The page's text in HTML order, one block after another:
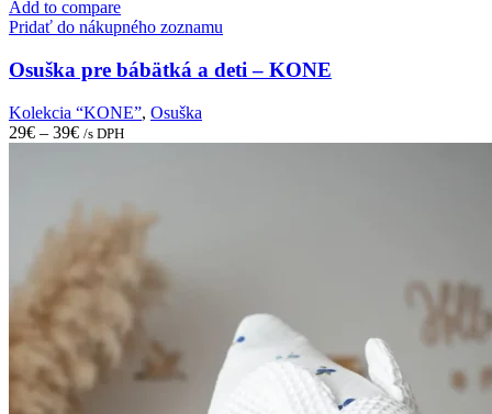
has
multiple
The
options
may
be
chosen
page
Add to compare
Pridať do nákupného zoznamu
Osuška pre bábätká a deti – KONE
Kolekcia “KONE”, Osuška
29€ – 39€ /s DPH